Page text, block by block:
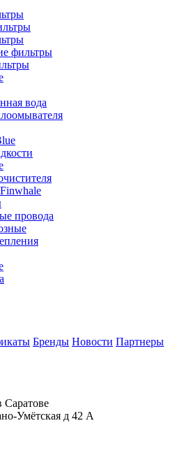
фильтры
вода
провода
Бренды Новости Партнеры
Саратове
Умётская д 42 А